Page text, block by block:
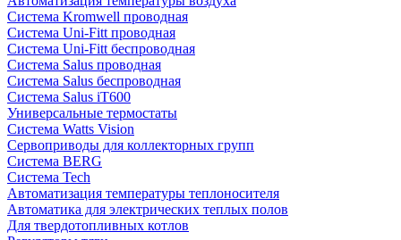
Система Kromwell проводная
Система Uni-Fitt проводная
Система Uni-Fitt беспроводная
Система Salus проводная
Система Salus беспроводная
Система Salus iT600
Универсальные термостаты
Система Watts Vision
Сервоприводы для коллекторных групп
Система BERG
Система Tech
Автоматизация температуры теплоносителя
Автоматика для электрических теплых полов
Для твердотопливных котлов